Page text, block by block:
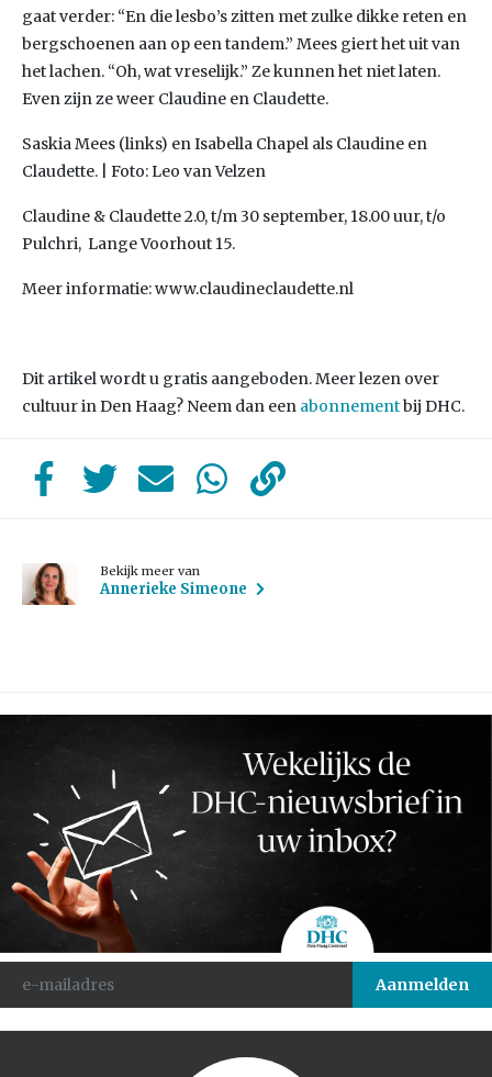
gaat verder: “En die lesbo’s zitten met zulke dikke reten en
bergschoenen aan op een tandem.” Mees giert het uit van
het lachen. “Oh, wat vreselijk.” Ze kunnen het niet laten.
Even zijn ze weer Claudine en Claudette.
Saskia Mees (links) en Isabella Chapel als Claudine en
Claudette. | Foto: Leo van Velzen
Claudine & Claudette 2.0, t/m 30 september, 18.00 uur, t/o
Pulchri, Lange Voorhout 15.
Meer informatie: www.claudineclaudette.nl
Dit artikel wordt u gratis aangeboden. Meer lezen over
cultuur in Den Haag? Neem dan een abonnementbij DHC.
Bekijk meer van
Annerieke Simeone